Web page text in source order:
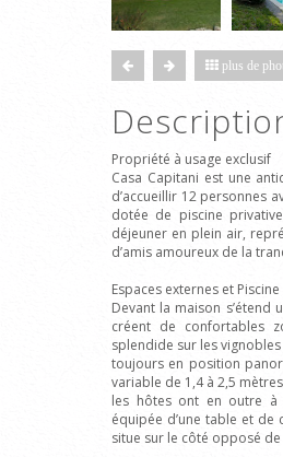
plus de
Propriété à usage exclusif
Casa Capitani est une
d’accueillir 12 personnes
dotée de piscine
déjeuner en plein air,
d’amis amoureux de la
Espaces externes et Piscine
Devant la maison
créent de confortables
splendide sur les
toujours en position
variable de 1,4 à 2,5
les hôtes ont en outre à
équipée d’une table et
situe sur le côté opposé